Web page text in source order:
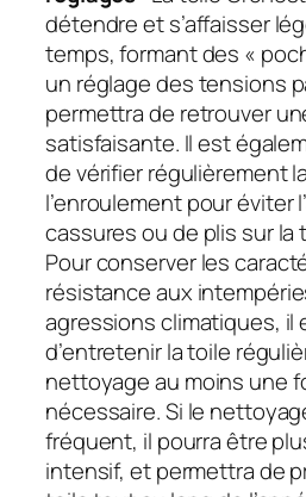
détendre et s’affaisser
temps, formant des «
un réglage des tensions
permettra de retrouver
satisfaisante. Il est
de vérifier régulièrement
l’enroulement pour éviter
cassures ou de plis sur la
Pour conserver les
résistance aux
agressions climatiques, il
d’entretenir la toile
nettoyage au moins une
nécessaire. Si le
fréquent, il pourra être
intensif, et permettra de